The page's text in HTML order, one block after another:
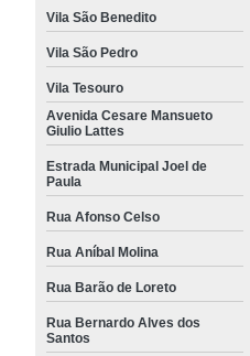
Vila São Benedito
Vila São Pedro
Vila Tesouro
Avenida Cesare Mansueto
Giulio Lattes
Estrada Municipal Joel de
Paula
Rua Afonso Celso
Rua Aníbal Molina
Rua Barão de Loreto
Rua Bernardo Alves dos
Santos